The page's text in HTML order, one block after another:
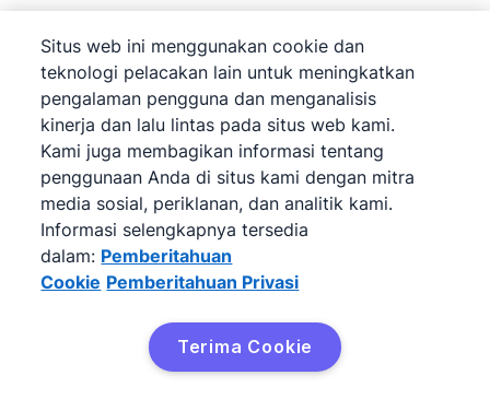
©2026Pipedrive
Pipedrive
Persyaratan Layanan
Pipedrive
Pemberitahuan Privasi
Peta situs
Pemberitahuan Cookie
Preferensi Cookie
Pipedrive adalah CRM Penjualan Berbasis Web.
Situs web ini menggunakan cookie dan
teknologi pelacakan lain untuk meningkatkan
pengalaman pengguna dan menganalisis
kinerja dan lalu lintas pada situs web kami.
Kami juga membagikan informasi tentang
penggunaan Anda di situs kami dengan mitra
media sosial, periklanan, dan analitik kami.
Informasi selengkapnya tersedia
dalam: Pemberitahuan
Cookie Pemberitahuan Privasi
Terima Cookie